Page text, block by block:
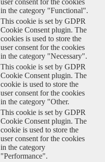
user consent for the cookies
in the category "Functional".
This cookie is set by GDPR
Cookie Consent plugin. The
cookies is used to store the
user consent for the cookies
in the category "Necessary".
This cookie is set by GDPR
Cookie Consent plugin. The
cookie is used to store the
user consent for the cookies
in the category "Other.
This cookie is set by GDPR
Cookie Consent plugin. The
cookie is used to store the
user consent for the cookies
in the category
"Performance".